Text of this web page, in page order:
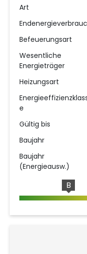
Art
Befeuerungsart
Wesentliche
Energieträger
Heizungsart
e
Gültig bis
Baujahr
Baujahr
(Energieausw.)
B